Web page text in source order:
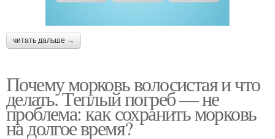
читать дальше →
Почему морковь волосистая и что
делать. Теплый погреб — не
проблема: как сохранить морковь
на долгое время?